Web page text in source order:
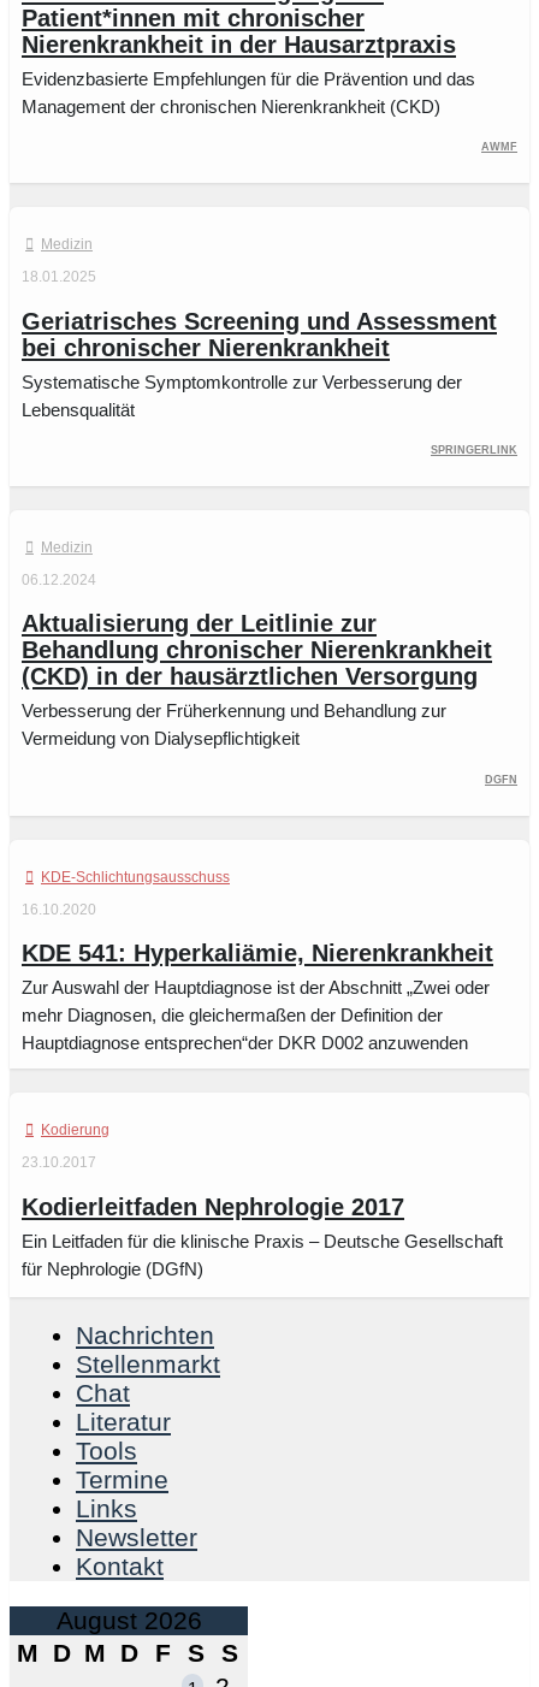
Patient*innen mit chronischer
Nierenkrankheit in der Hausarztpraxis
Evidenzbasierte Empfehlungen für die Prävention und das
Management der chronischen Nierenkrankheit (CKD)
AWMF
Medizin
18.01.2025
Geriatrisches Screening und Assessment
bei chronischer Nierenkrankheit
Systematische Symptomkontrolle zur Verbesserung der
Lebensqualität
SpringerLink
Medizin
06.12.2024
Aktualisierung der Leitlinie zur
Behandlung chronischer Nierenkrankheit
(CKD) in der hausärztlichen Versorgung
Verbesserung der Früherkennung und Behandlung zur
Vermeidung von Dialysepflichtigkeit
DGfN
KDE-Schlichtungsausschuss
16.10.2020
KDE 541: Hyperkaliämie, Nierenkrankheit
Zur Auswahl der Hauptdiagnose ist der Abschnitt „Zwei oder
mehr Diagnosen, die gleichermaßen der Definition der
Hauptdiagnose entsprechen“der DKR D002 anzuwenden
Kodierung
23.10.2017
Kodierleitfaden Nephrologie 2017
Ein Leitfaden für die klinische Praxis – Deutsche Gesellschaft
für Nephrologie (DGfN)
Nachrichten
Stellenmarkt
Chat
Literatur
Tools
Termine
Links
Newsletter
Kontakt
August 2026
M
D M D F S S